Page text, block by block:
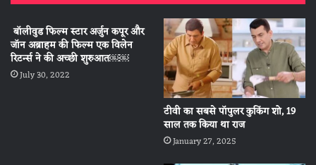
बॉलीवुड फिल्म स्टार अर्जुन कपूर और
जॉन अब्राहम की फिल्म एक विलेन
रिटर्न्स ने की अच्छी शुरुआत￼￼
July 30, 2022
टीवी का सबसे पॉपुलर कुकिंग शो, 19
साल तक किया था राज
January 27, 2025